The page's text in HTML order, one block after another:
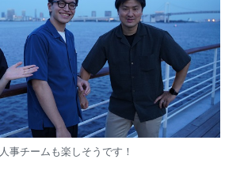
人事チームも楽しそうです！